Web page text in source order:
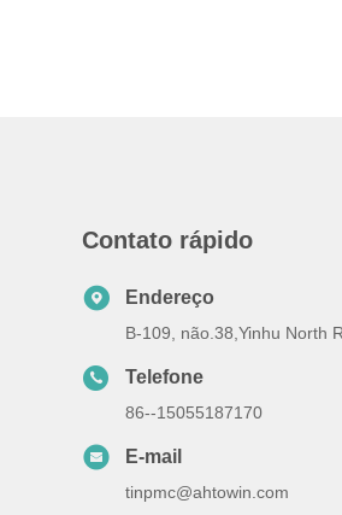
Contato rápido
Endereço
B-109, não.38,Yinhu North
Telefone
86--15055187170
E-mail
tinpmc@ahtowin.com